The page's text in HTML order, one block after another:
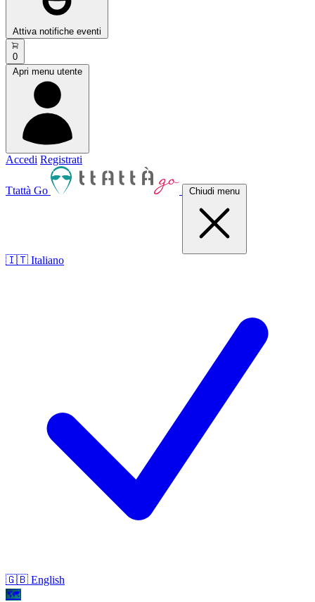
Attiva notifiche eventi
0
Apri menu utente
Accedi Registrati
Ttattà Go Chiudi menu
🇮🇹 Italiano
🇬🇧 English
🗺